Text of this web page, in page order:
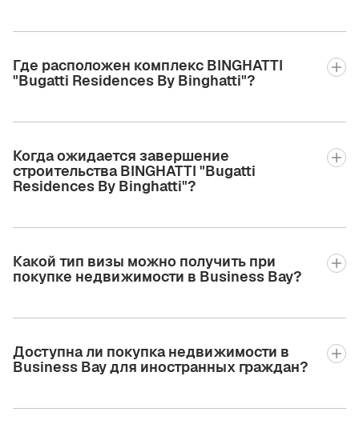
Где расположен комплекс BINGHATTI
"Bugatti Residences By Binghatti"?
Когда ожидается завершение
строительства BINGHATTI "Bugatti
Residences By Binghatti"?
Какой тип визы можно получить при
покупке недвижимости в Business Bay?
Доступна ли покупка недвижимости в
Business Bay для иностранных граждан?